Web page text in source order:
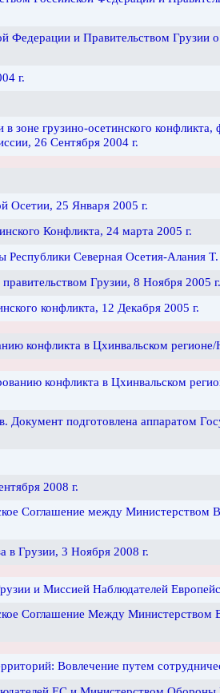
и Правительством Грузии
г.
грузино-осетинского
26 Сентября 2004 г.
Осетии, 25 Января 2005 г.
Конфликта, 24 марта 2005 г.
Северная Осетия-Алания
Грузии, 8 Ноября 2005 г.
конфликта, 12 Декабря 2005 г.
конфликта в Цхинвальском
конфликта в Цхинвальском
подготовлена аппаратом
2008 г.
Соглашение между
в Грузии, 3 Ноября 2008 г.
и Миссией Наблюдателей
Соглашение Между
Вовлечение путем